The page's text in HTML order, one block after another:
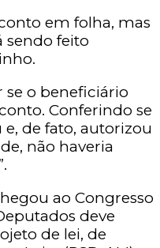
em folha, mas
sendo feito
se o beneficiário
Conferindo se
de fato, autorizou
não haveria
ao Congresso
deve
de lei, de